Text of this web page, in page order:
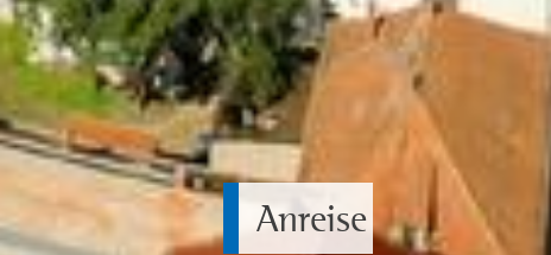
Anreise